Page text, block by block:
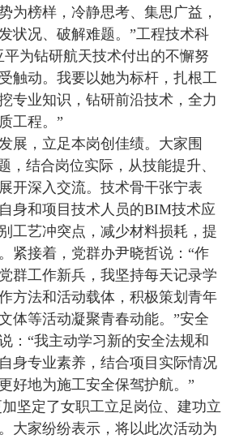
为榜样，冷静思考、集思广益，
状况、破解难题。”工程技术科
平为钻研航天技术付出的不懈努
触动。我要以她为标杆，扎根工
专业知识，钻研前沿技术，全力
工程。”
，立足本岗创佳绩。大家围
，结合岗位实际，从技能提升、
开深入交流。技术骨干张宁表
身和项目技术人员的BIM技术应
工艺冲突点，减少材料损耗，提
紧接着，党群办尹晓哲说：“作
群工作新兵，我坚持每天记录学
方法和活动载体，积极策划青年
体等活动凝聚青春动能。”安全
：“我主动学习新的安全法规和
身专业素养，结合项目实际情况
好地为施工安全保驾护航。”
定了女职工立足岗位、建功立
大家纷纷表示，将以此次活动为